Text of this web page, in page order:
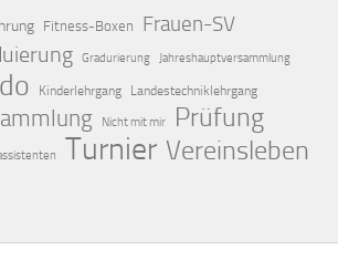
Fitness-Boxen Frauen-SV
Gradurierung Jahreshauptversammlung
Kinderlehrgang Landestechniklehrgang
Nicht mit mir Prüfung
Turnier Vereinsleben